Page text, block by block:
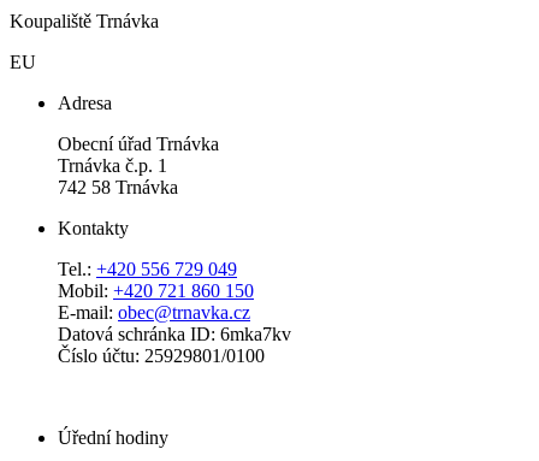
Koupaliště Trnávka
EU
Adresa
Obecní úřad Trnávka
Trnávka č.p. 1
742 58 Trnávka
Kontakty
Tel.: +420 556 729 049
Mobil: +420 721 860 150
E-mail: obec@trnavka.cz
Datová schránka ID: 6mka7kv
Číslo účtu: 25929801/0100
Úřední hodiny